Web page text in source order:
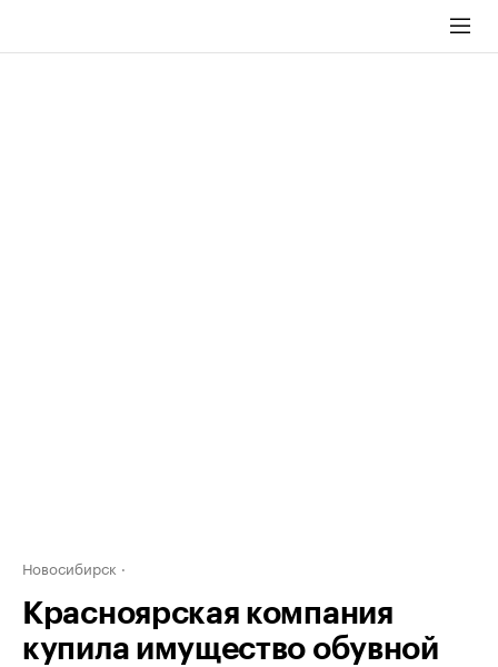
Новосибирск
Красноярская компания
купила имущество обувной